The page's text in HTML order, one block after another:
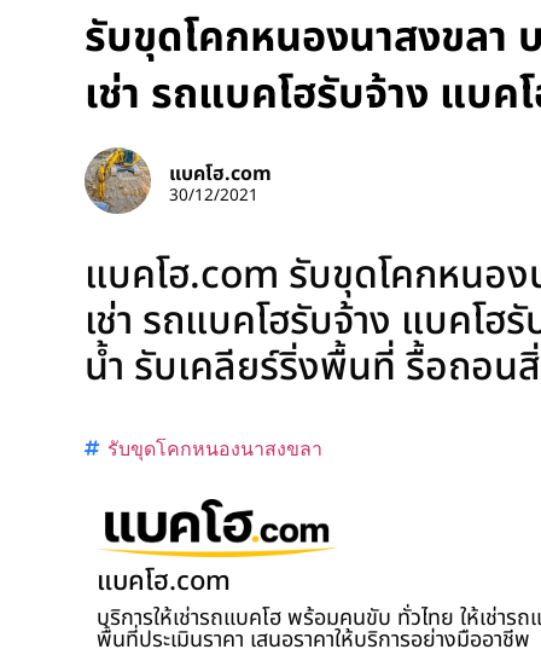
รับขุดโคกหนองนาสงขลา
เช่า รถแบคโฮรับจ้าง แบค
แบคโฮ.com
30/12/2021
แบคโฮ.com รับขุดโคกหนอง
เช่า รถแบคโฮรับจ้าง แบคโฮ
น้ำ รับเคลียร์ริ่งพื้นที่ รื้อถอน
รับขุดโคกหนองนาสงขลา
แบคโฮ.com
บริการให้เช่ารถแบคโฮ พร้อมคนขับ ทั่วไทย ให้เช่าร
พื้นที่ประเมินราคา เสนอราคาให้บริการอย่างมืออาชีพ